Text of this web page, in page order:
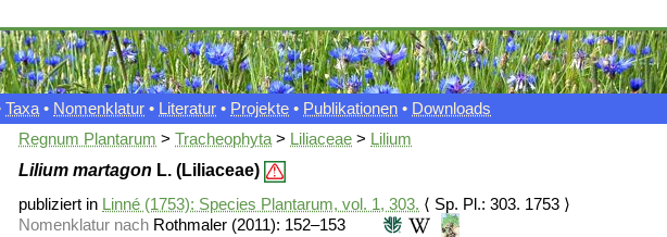
Taxa • Nomenklatur • Literatur • Projekte • Publikationen • Downloads
Regnum Plantarum > Tracheophyta > Liliaceae > Lilium
Lilium martagon L. (Liliaceae)
publiziert in Linné (1753): Species Plantarum, vol. 1, 303. ⟨ Sp. Pl.: 303. 1753 ⟩
Nomenklatur nach Rothmaler (2011): 152–153